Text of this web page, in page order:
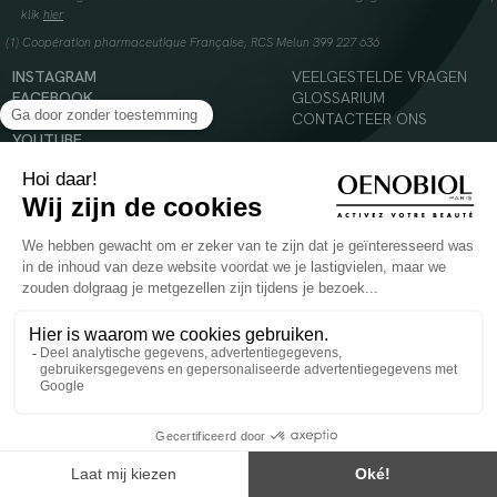
klik hier
(1) Coopération pharmaceutique Française, RCS Melun 399 227 636
INSTAGRAM
FACEBOOK
TIKTOK
YOUTUBE
VEELGESTELDE VRAGEN
GLOSSARIUM
CONTACTEER ONS
Voedingssupplement dat moet worden geconsumeerd als onderdeel van een gevarieerde,
evenwichtige voeding en een gezonde levensstijl. Aanbevolen dagelijkse dosis niet
overschrijden. Enkel voor volwassenen, buiten het bereik van kinderen houden.